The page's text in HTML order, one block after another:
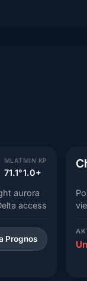
MLAT
71.1°
MIN KP
1.0+
aurora
access
Prognos